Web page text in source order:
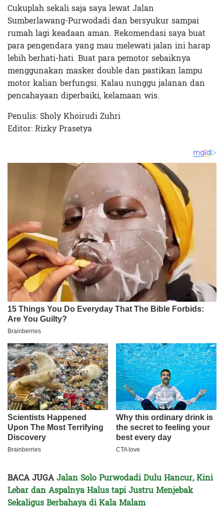
Cukuplah sekali saja saya lewat Jalan
Sumberlawang-Purwodadi dan bersyukur sampai
rumah lagi keadaan aman. Rekomendasi saya buat
para pengendara yang mau melewati jalan ini harap
lebih berhati-hati. Buat para pemotor sebaiknya
menggunakan masker double dan pastikan lampu
motor kalian berfungsi. Kalau nunggu jalanan dan
pencahayaan diperbaiki, kelamaan wis.
Penulis: Sholy Khoirudi Zuhri
Editor: Rizky Prasetya
BACA JUGAJalan Solo Purwodadi Dulu Hancur, Kini
Lebar dan Aspalnya Halus tapi Justru Menjebak
Sekaligus Berbahaya di Kala Malam